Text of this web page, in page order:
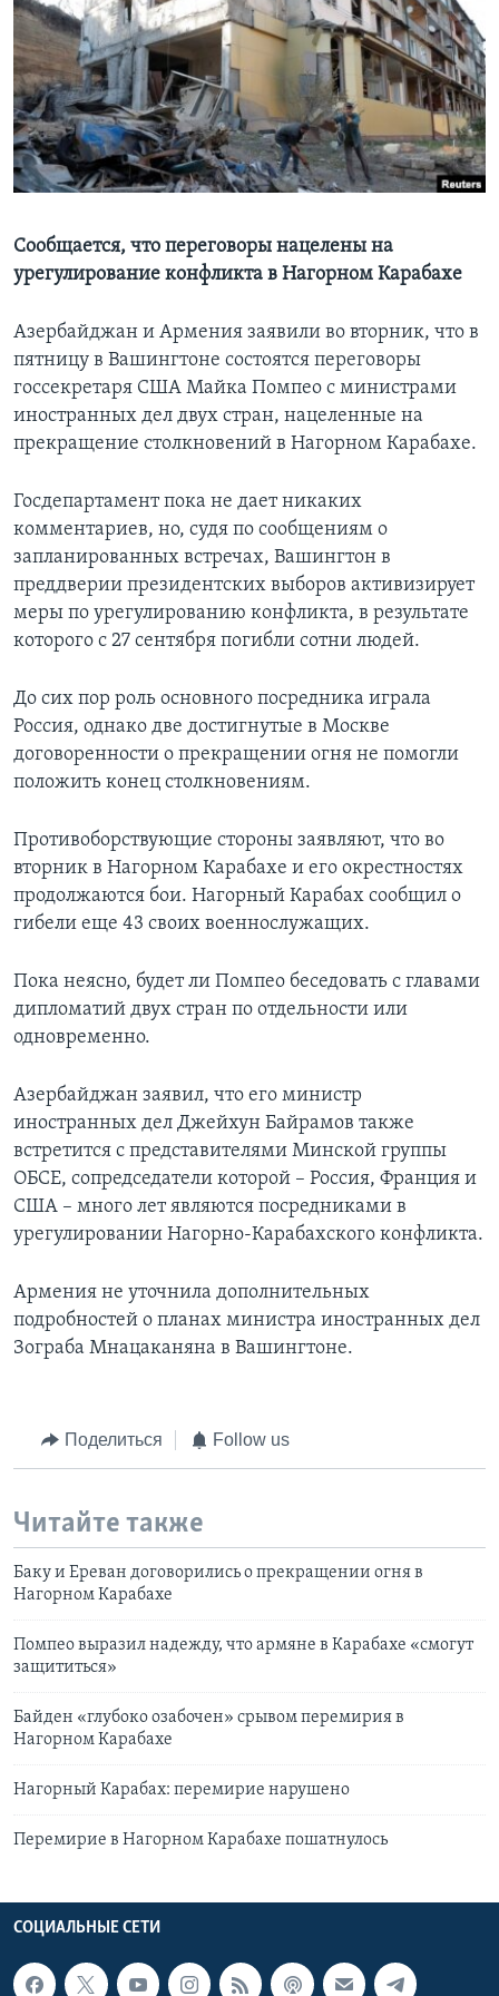
Learning English
СОЦИАЛЬНЫЕ СЕТИ
Сообщается, что переговоры нацелены на
урегулирование конфликта в Нагорном Карабахе
Азербайджан и Армения заявили во вторник, что в
пятницу в Вашингтоне состоятся переговоры
госсекретаря США Майка Помпео с министрами
иностранных дел двух стран, нацеленные на
прекращение столкновений в Нагорном Карабахе.
Госдепартамент пока не дает никаких
комментариев, но, судя по сообщениям о
запланированных встречах, Вашингтон в
преддверии президентских выборов активизирует
меры по урегулированию конфликта, в результате
которого с 27 сентября погибли сотни людей.
До сих пор роль основного посредника играла
Россия, однако две достигнутые в Москве
договоренности о прекращении огня не помогли
положить конец столкновениям.
Противоборствующие стороны заявляют, что во
вторник в Нагорном Карабахе и его окрестностях
продолжаются бои. Нагорный Карабах сообщил о
гибели еще 43 своих военнослужащих.
Пока неясно, будет ли Помпео беседовать с главами
дипломатий двух стран по отдельности или
одновременно.
Азербайджан заявил, что его министр
иностранных дел Джейхун Байрамов также
встретится с представителями Минской группы
ОБСЕ, сопредседатели которой – Россия, Франция и
США – много лет являются посредниками в
урегулировании Нагорно-Карабахского конфликта.
Армения не уточнила дополнительных
подробностей о планах министра иностранных дел
Зограба Мнацаканяна в Вашингтоне.
Поделиться Follow us
Читайте также
Баку и Ереван договорились о прекращении огня в
Нагорном Карабахе
Помпео выразил надежду, что армяне в Карабахе «смогут
защититься»
Байден «глубоко озабочен» срывом перемирия в
Нагорном Карабахе
Нагорный Карабах: перемирие нарушено
Перемирие в Нагорном Карабахе пошатнулось
СОЦИАЛЬНЫЕ СЕТИ